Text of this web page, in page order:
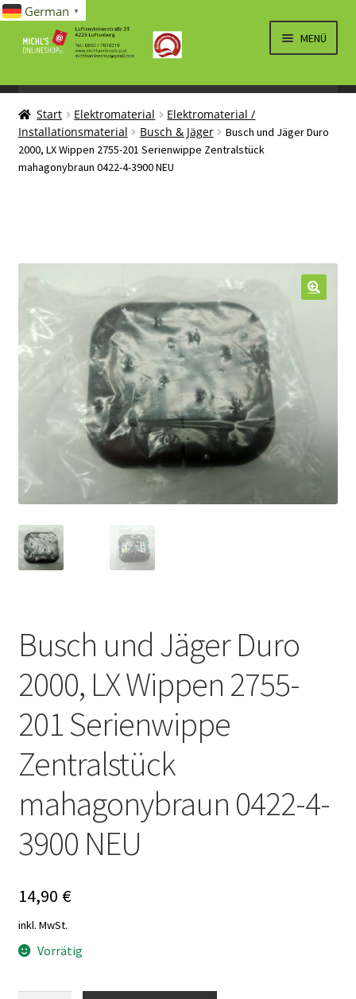
Navigation
Inhalt
MENÜ
SPIELWAREN/BAUSÄTZE
ÖFFNEN
ELEKTRO
ÖFFNEN
LÜFTUNG, HEIZUNG, KLIMA
Start Elektromaterial
Elektromaterial /
Installationsmaterial
Busch & Jäger
Busch und Jäger Duro
2000, LX Wippen 2755-201 Serienwippe Zentralstück
mahagonybraun 0422-4-3900 NEU
Busch und Jäger Duro
2000, LX Wippen 2755-
201 Serienwippe
Zentralstück
mahagonybraun 0422-4-
3900 NEU
14,90 €
inkl. MwSt.
Vorrätig
German ▼